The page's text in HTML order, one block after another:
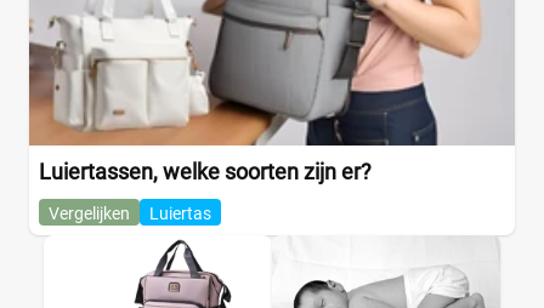
Luiertassen, welke soorten zijn er?
Vergelijken Luiertas